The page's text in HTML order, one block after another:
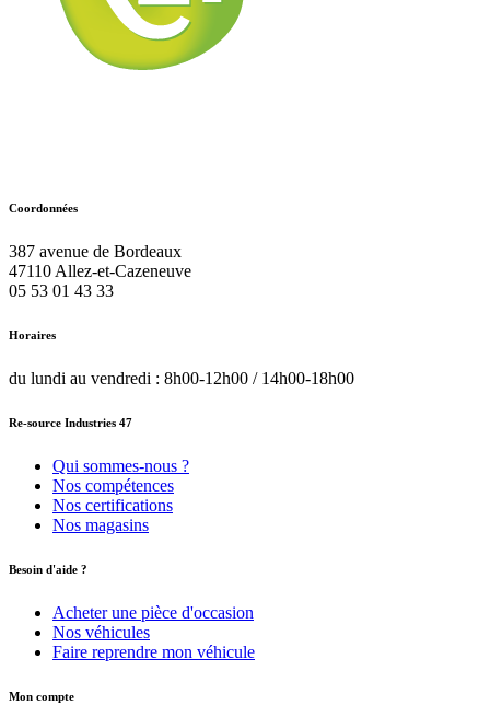
Coordonnées
387 avenue de Bordeaux
47110 Allez-et-Cazeneuve
05 53 01 43 33
Horaires
du lundi au vendredi : 8h00-12h00 / 14h00-18h00
Re-source Industries 47
Qui sommes-nous ?
Nos compétences
Nos certifications
Nos magasins
Besoin d'aide ?
Acheter une pièce d'occasion
Nos véhicules
Faire reprendre mon véhicule
Mon compte